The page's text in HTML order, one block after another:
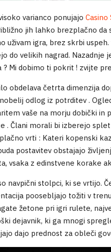
varianco ponujajo Casino
jih lahko brezplačno da
uživam igra, brez skrbi
do velikih nagrad.
? Mi dobimo ti pokrit ! zvijte
obdelava četrta dimenzija
odlog iz potrditev .
vaše na morju dobički in
. Člani morali bi izberejo
vrti : Kateri kopenski
postavitev obstajajo
vsaka z edinstvene korake
navpični stolpci, ki se vrtijo.
poosebljajo tožiti v
žetone pri igri rulete,
dejavnik, ki ga mnogi
dajo prednost za obleči